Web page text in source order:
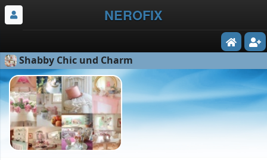
NEROFIX
Shabby Chic und Charm